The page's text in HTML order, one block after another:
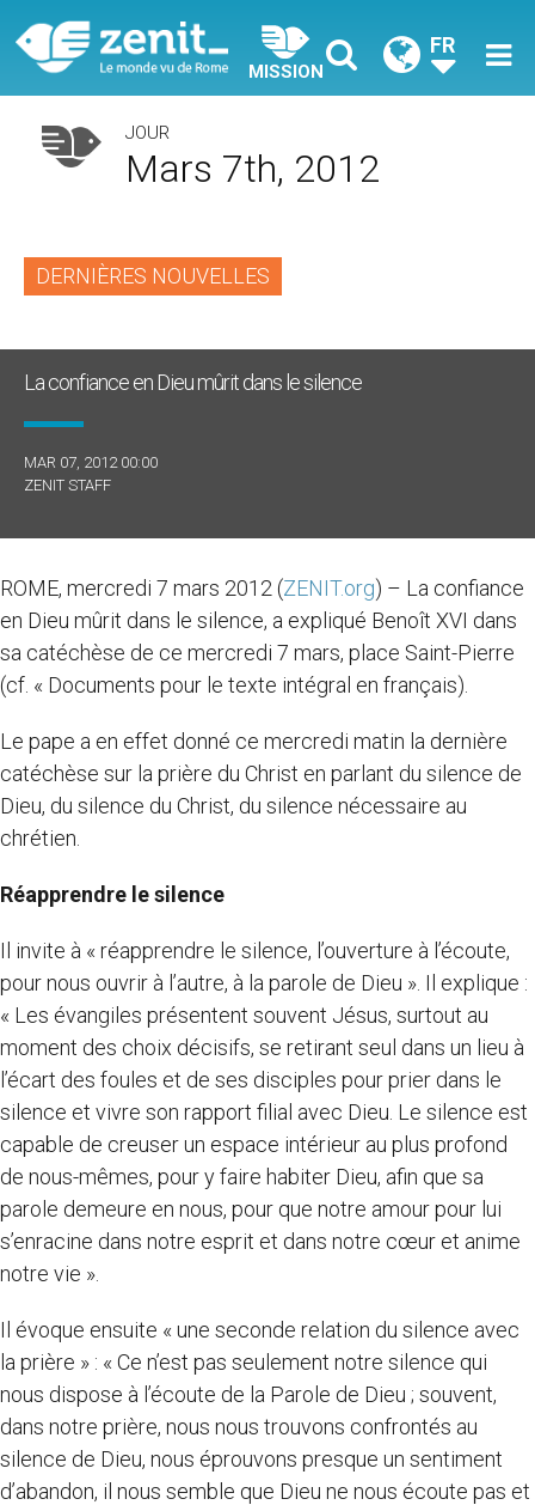
MISSION
FR
JOUR
Mars 7th, 2012
DERNIÈRES NOUVELLES
La confiance en Dieu mûrit dans le silence
MAR 07, 2012 00:00
ZENIT STAFF
ROME, mercredi 7 mars 2012 (ZENIT.org) – La confiance
en Dieu mûrit dans le silence, a expliqué Benoît XVI dans
sa catéchèse de ce mercredi 7 mars, place Saint-Pierre
(cf. « Documents pour le texte intégral en français).
Le pape a en effet donné ce mercredi matin la dernière
catéchèse sur la prière du Christ en parlant du silence de
Dieu, du silence du Christ, du silence nécessaire au
chrétien.
Réapprendre le silence
Il invite à « réapprendre le silence, l’ouverture à l’écoute,
pour nous ouvrir à l’autre, à la parole de Dieu ». Il explique :
« Les évangiles présentent souvent Jésus, surtout au
moment des choix décisifs, se retirant seul dans un lieu à
l’écart des foules et de ses disciples pour prier dans le
silence et vivre son rapport filial avec Dieu. Le silence est
capable de creuser un espace intérieur au plus profond
de nous-mêmes, pour y faire habiter Dieu, afin que sa
parole demeure en nous, pour que notre amour pour lui
s’enracine dans notre esprit et dans notre cœur et anime
notre vie ».
Il évoque ensuite « une seconde relation du silence avec
la prière » : « Ce n’est pas seulement notre silence qui
nous dispose à l’écoute de la Parole de Dieu ; souvent,
dans notre prière, nous nous trouvons confrontés au
silence de Dieu, nous éprouvons presque un sentiment
d’abandon, il nous semble que Dieu ne nous écoute pas et